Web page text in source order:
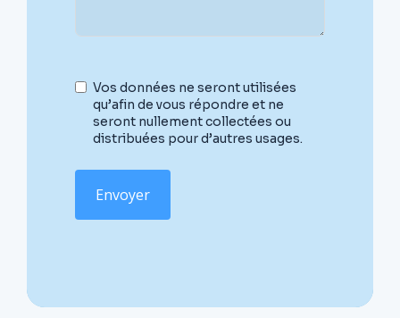
Vos données ne seront utilisées
qu’afin de vous répondre et ne
seront nullement collectées ou
distribuées pour d’autres usages.
Envoyer